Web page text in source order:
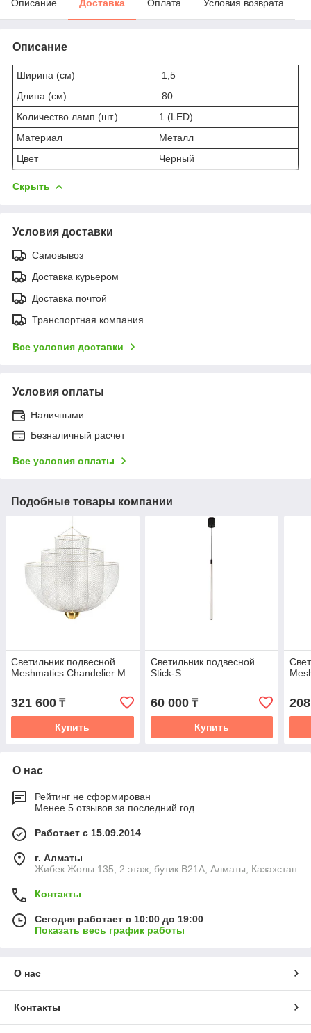
Описание Доставка Оплата Условия возврата
Описание
Ширина (см)
1,5
Длина (см)
80
Количество ламп (шт.)
1 (LED)
Материал
Металл
Цвет
Черный
Скрыть
Условия доставки
Самовывоз
Доставка курьером
Доставка почтой
Транспортная компания
Все условия доставки
Условия оплаты
Наличными
Безналичный расчет
Все условия оплаты
Подобные товары компании
Светильник подвесной
Meshmatics Chandelier M
321 600 ₸
Купить
Светильник подвесной
Stick-S
60 000₸
Купить
О нас
Рейтинг не сформирован
Менее 5 отзывов за последний год
Работает с 15.09.2014
г. Алматы
Жибек Жолы 135, 2 этаж, бутик B21A, Алматы, Казахстан
Контакты
Сегодня работает с 10:00 до 19:00
Показать весь график работы
О нас
Контакты